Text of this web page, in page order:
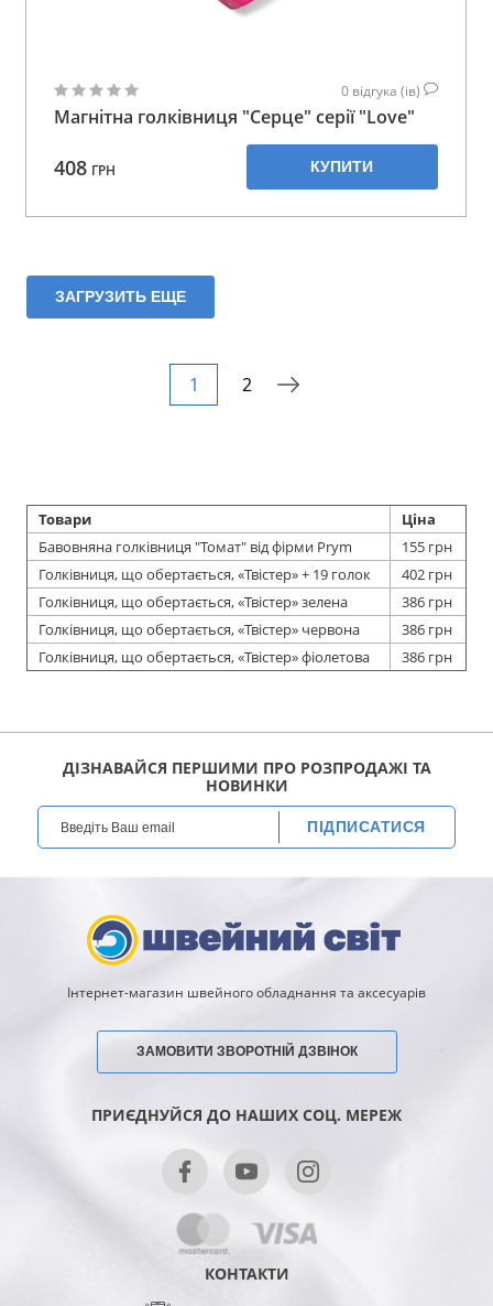
0 відгука (ів)
Магнітна голківниця "Серце" серії "Love"
408 ГРН КУПИТИ
ЗАГРУЗИТЬ ЕЩЕ
1 2
Товари
Ціна
Бавовняна голківниця "Томат" від фірми Prym
155 грн
Голківниця, що обертається, «Твістер» + 19 голок
402 грн
Голківниця, що обертається, «Твістер» зелена
386 грн
Голківниця, що обертається, «Твістер» червона
386 грн
Голківниця, що обертається, «Твістер» фіолетова
386 грн
ДІЗНАВАЙСЯ ПЕРШИМИ ПРО РОЗПРОДАЖІ ТА
НОВИНКИ
ПІДПИСАТИСЯ
Інтернет-магазин швейного обладнання та аксесуарів
ЗАМОВИТИ ЗВОРОТНІЙ ДЗВІНОК
ПРИЄДНУЙСЯ ДО НАШИХ СОЦ. МЕРЕЖ
КОНТАКТИ